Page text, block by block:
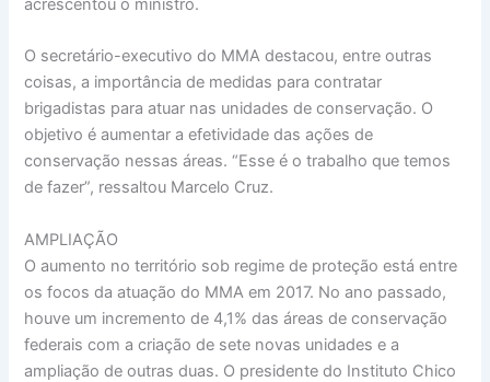
acrescentou o ministro.
O secretário-executivo do MMA destacou, entre outras
coisas, a importância de medidas para contratar
brigadistas para atuar nas unidades de conservação. O
objetivo é aumentar a efetividade das ações de
conservação nessas áreas. “Esse é o trabalho que temos
de fazer”, ressaltou Marcelo Cruz.
AMPLIAÇÃO
O aumento no território sob regime de proteção está entre
os focos da atuação do MMA em 2017. No ano passado,
houve um incremento de 4,1% das áreas de conservação
federais com a criação de sete novas unidades e a
ampliação de outras duas. O presidente do Instituto Chico